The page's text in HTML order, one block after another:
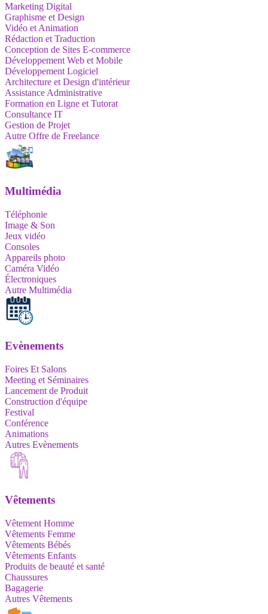
Marketing Digital
Graphisme et Design
Vidéo et Animation
Rédaction et Traduction
Conception de Sites E-commerce
Développement Web et Mobile
Développement Logiciel
Architecture et Design d'intérieur
Assistance Administrative
Formation en Ligne et Tutorat
Consultance IT
Gestion de Projet
Autre Offre de Freelance
Multimédia
Téléphonie
Image & Son
Jeux vidéo
Consoles
Appareils photo
Caméra Vidéo
Électroniques
Autre Multimédia
Evènements
Foires Et Salons
Meeting et Séminaires
Lancement de Produit
Construction d'équipe
Festival
Conférence
Animations
Autres Evènements
Vêtements
Vêtement Homme
Vêtements Femme
Vêtements Bébés
Vêtements Enfants
Produits de beauté et santé
Chaussures
Bagagerie
Autres Vêtements